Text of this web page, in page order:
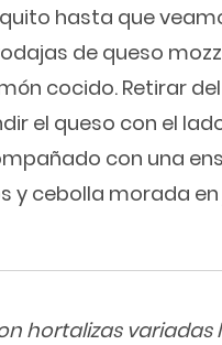
hasta que
de queso
cocido. Retirar
el queso con el
con una
y cebolla morada en
hortalizas variadas